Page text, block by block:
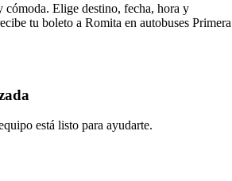
cómoda. Elige destino, fecha, hora y
tu boleto a Romita en autobuses Primera
está listo para ayudarte.